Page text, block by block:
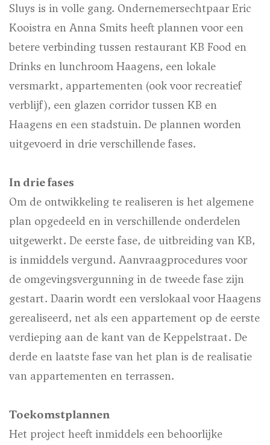
Sluys is in volle gang. Ondernemersechtpaar Eric
Kooistra en Anna Smits heeft plannen voor een
betere verbinding tussen restaurant KB Food en
Drinks en lunchroom Haagens, een lokale
versmarkt, appartementen (ook voor recreatief
verblijf), een glazen corridor tussen KB en
Haagens en een stadstuin. De plannen worden
uitgevoerd in drie verschillende fases.
In drie fases
Om de ontwikkeling te realiseren is het algemene
plan opgedeeld en in verschillende onderdelen
uitgewerkt. De eerste fase, de uitbreiding van KB,
is inmiddels vergund. Aanvraagprocedures voor
de omgevingsvergunning in de tweede fase zijn
gestart. Daarin wordt een verslokaal voor Haagens
gerealiseerd, net als een appartement op de eerste
verdieping aan de kant van de Keppelstraat. De
derde en laatste fase van het plan is de realisatie
van appartementen en terrassen.
Toekomstplannen
Het project heeft inmiddels een behoorlijke